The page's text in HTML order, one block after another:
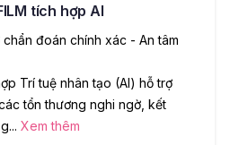
tích hợp AI
chẩn đoán chính xác - An tâm
Trí tuệ nhân tạo (AI) hỗ trợ
tổn thương nghi ngờ, kết
... Xem thêm